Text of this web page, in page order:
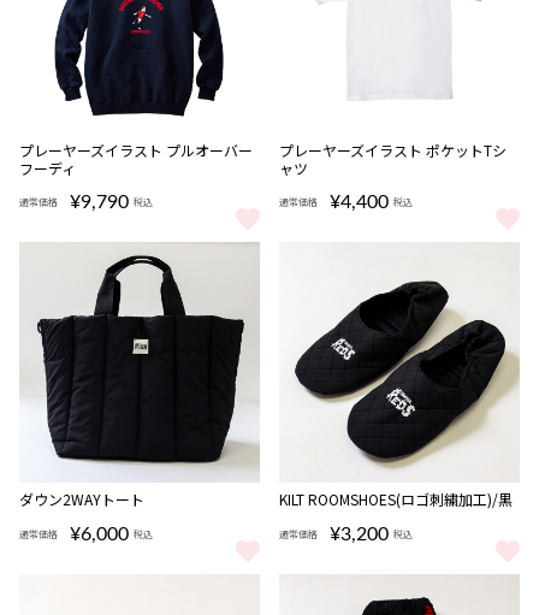
プレーヤーズイラスト プルオーバー
フーディ
通常価格 ¥9,790 税込
プレーヤーズイラスト プルオーバーフーディ をもっと見る
プレーヤーズイラスト ポケットTシ
ャツ
通常価格 ¥4,400 税込
プレーヤーズイラスト ポケット
ダウン2WAYトート
通常価格 ¥6,000 税込
ダウン2WAYトート をもっと見る
KILT ROOMSHOES(ロゴ刺繍加工)/黒
通常価格 ¥3,200 税込
KILT ROOMSHOES(ロゴ刺繍加